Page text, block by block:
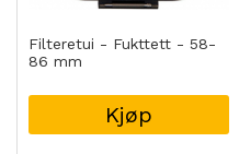
Filteretui - Fukttett - 58-
86 mm
Kjøp